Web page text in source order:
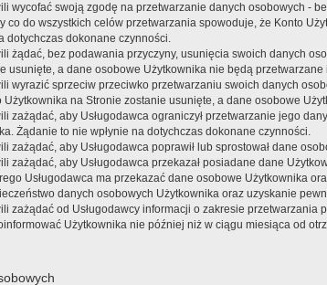
wycofać swoją zgodę na przetwarzanie danych osobowych -
co do wszystkich celów przetwarzania spowoduje, że Konto
dotychczas dokonane czynności.
żądać, bez podawania przyczyny, usunięcia swoich danych
usunięte, a dane osobowe Użytkownika nie będą
wyrazić sprzeciw przeciwko przetwarzaniu swoich danych
na Stronie zostanie usunięte, a dane osobowe
zażądać, aby Usługodawca ograniczył przetwarzanie jego
Żądanie to nie wpłynie na dotychczas dokonane czynności.
zażądać, aby Usługodawca poprawił lub sprostował dane
zażądać, aby Usługodawca przekazał posiadane dane
Usługodawca ma przekazać dane osobowe Użytkownika
danych osobowych Użytkownika oraz uzyskanie
zażądać od Usługodawcy informacji o zakresie przetwarzania
Użytkownika nie później niż w ciągu miesiąca od